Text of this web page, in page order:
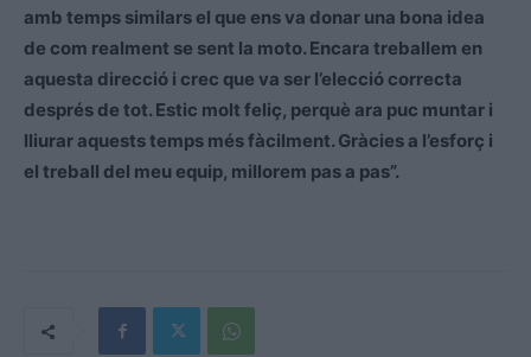
amb temps similars el que ens va donar una bona idea
de com realment se sent la moto. Encara treballem en
aquesta direcció i crec que va ser l’elecció correcta
després de tot. Estic molt feliç, perquè ara puc muntar i
lliurar aquests temps més fàcilment. Gràcies a l’esforç i
el treball del meu equip, millorem pas a pas”.